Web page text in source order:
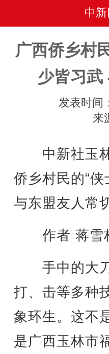
中
广西侨乡村
少皆习武
发表时间
来
中新社玉林
侨乡村民的“
与东盟友人常
作者 蒋雪
手中的大刀
打、击等多种
象环生。这不
是广西玉林市